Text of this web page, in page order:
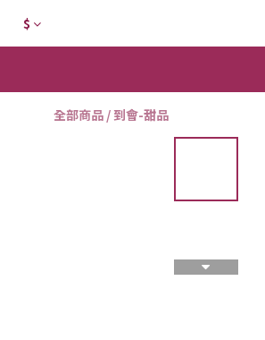
$
全部商品 / 到會-甜品